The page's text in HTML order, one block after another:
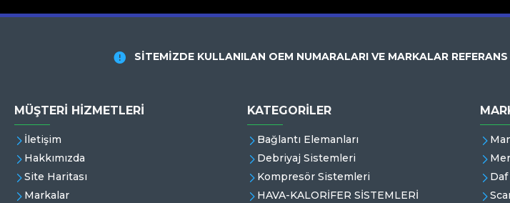
SİTEMİZDE KULLANILAN OEM NUMARALARI VE MARKALAR
MÜŞTERI HIZMETLERI
İletişim
Hakkımızda
Site Haritası
Markalar
KATEGORİLER
Bağlantı Elemanları
Debriyaj Sistemleri
Kompresör Sistemleri
HAVA-KALORİFER SİSTEMLERİ
Daf